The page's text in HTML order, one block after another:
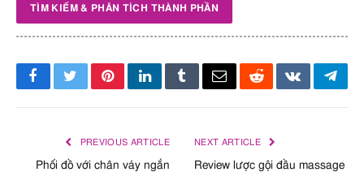
FacebookTwitterPinterestLinkedInTumblrEmailRedditVKontakte
PREVIOUS ARTICLE
Phối đồ với chân váy ngắn
NEXT ARTICLE
Review lược gội đầu massage